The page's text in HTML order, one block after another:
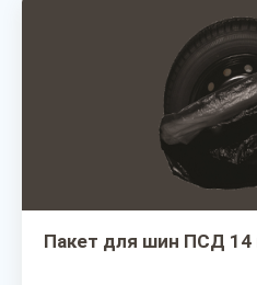
Пакет для шин ПСД 14